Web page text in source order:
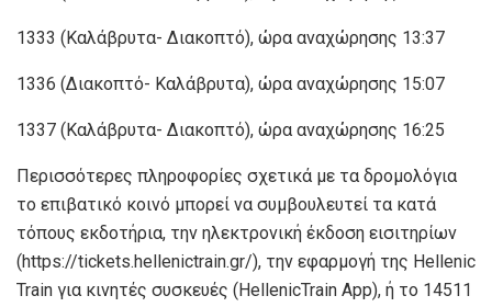
1333 (Καλάβρυτα- Διακοπτό), ώρα αναχώρησης 13:37
1336 (Διακοπτό- Καλάβρυτα), ώρα αναχώρησης 15:07
1337 (Καλάβρυτα- Διακοπτό), ώρα αναχώρησης 16:25
Περισσότερες πληροφορίες σχετικά με τα δρομολόγια
το επιβατικό κοινό μπορεί να συμβουλευτεί τα κατά
τόπους εκδοτήρια, την ηλεκτρονική έκδοση εισιτηρίων
(https://tickets.hellenictrain.gr/), την εφαρμογή της Hellenic
Train για κινητές συσκευές (HellenicTrain App), ή το 14511